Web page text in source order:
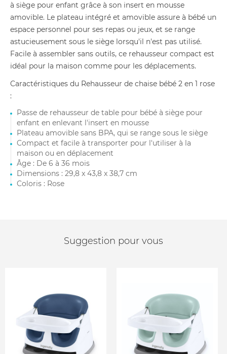
à siège pour enfant grâce à son insert en mousse
amovible. Le plateau intégré et amovible assure à bébé un
espace personnel pour ses repas ou jeux, et se range
astucieusement sous le siège lorsqu'il n'est pas utilisé.
Facile à assembler sans outils, ce rehausseur compact est
idéal pour la maison comme pour les déplacements.
Caractéristiques du Rehausseur de chaise bébé 2 en 1 rose
:
Passe de rehausseur de table pour bébé à siège pour
enfant en enlevant l'insert en mousse
Plateau amovible sans BPA, qui se range sous le siège
Compact et facile à transporter pour l'utiliser à la
maison ou en déplacement
Âge : De 6 à 36 mois
Dimensions : 29,8 x 43,8 x 38,7 cm
Coloris : Rose
Suggestion pour vous